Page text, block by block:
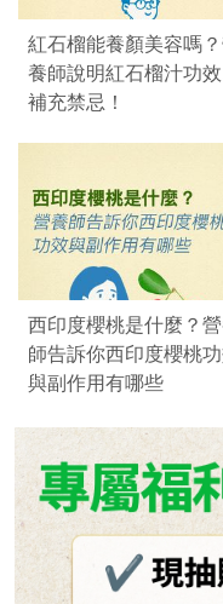
紅石榴能養顏美容嗎
養師說明紅石榴汁功效
補充禁忌！
西印度櫻桃是什麼？
師告訴你西印度櫻桃
與副作用有哪些